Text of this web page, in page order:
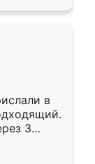
в
3